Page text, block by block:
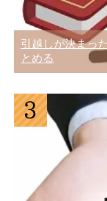
期
の
引越しが決まっ
とめる